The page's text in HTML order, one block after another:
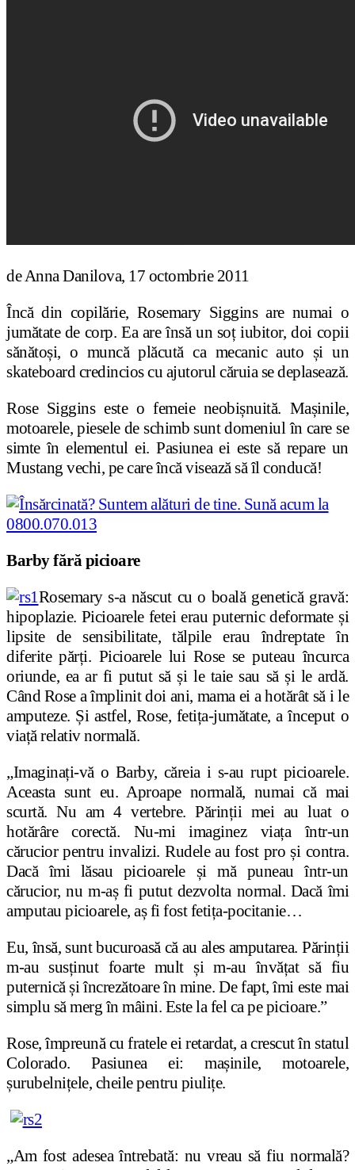
de Anna Danilova, 17 octombrie 2011
Încă din copilărie, Rosemary Siggins are numai o
jumătate de corp. Ea are însă un soț iubitor, doi copii
sănătoși, o muncă plăcută ca mecanic auto și un
skateboard credincios cu ajutorul căruia se deplasează.
Rose Siggins este o femeie neobișnuită. Mașinile,
motoarele, piesele de schimb sunt domeniul în care se
simte în elementul ei. Pasiunea ei este să repare un
Mustang vechi, pe care încă visează să îl conducă!
Barby fără picioare
Rosemary s-a născut cu o boală genetică gravă:
hipoplazie. Picioarele fetei erau puternic deformate și
lipsite de sensibilitate, tălpile erau îndreptate în
diferite părți. Picioarele lui Rose se puteau încurca
oriunde, ea ar fi putut să și le taie sau să și le ardă.
Când Rose a împlinit doi ani, mama ei a hotărât să i le
amputeze. Și astfel, Rose, fetița-jumătate, a început o
viață relativ normală.
„Imaginați-vă o Barby, căreia i s-au rupt picioarele.
Aceasta sunt eu. Aproape normală, numai că mai
scurtă. Nu am 4 vertebre. Părinții mei au luat o
hotărâre corectă. Nu-mi imaginez viața într-un
cărucior pentru invalizi. Rudele au fost pro și contra.
Dacă îmi lăsau picioarele și mă puneau într-un
cărucior, nu m-aș fi putut dezvolta normal. Dacă îmi
amputau picioarele, aș fi fost fetița-pocitanie…
Eu, însă, sunt bucuroasă că au ales amputarea. Părinții
m-au susținut foarte mult și m-au învățat să fiu
puternică și încrezătoare în mine. De fapt, îmi este mai
simplu să merg în mâini. Este la fel ca pe picioare.”
Rose, împreună cu fratele ei retardat, a crescut în statul
Colorado. Pasiunea ei: mașinile, motoarele,
șurubelnițele, cheile pentru piulițe.
„Am fost adesea întrebată: nu vreau să fiu normală?